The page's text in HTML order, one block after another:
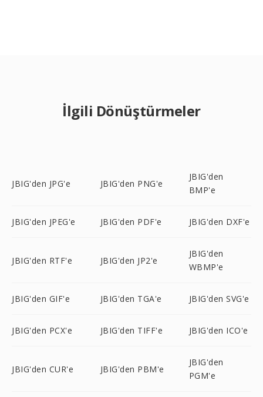
İlgili Dönüştürmeler
JBIG'den JPG'e JBIG'den PNG'e
JBIG'den
BMP'e
JBIG'den JPEG'e JBIG'den PDF'e JBIG'den DXF'e
JBIG'den RTF'e JBIG'den JP2'e
JBIG'den
WBMP'e
JBIG'den GIF'e JBIG'den TGA'e JBIG'den SVG'e
JBIG'den PCX'e JBIG'den TIFF'e JBIG'den ICO'e
JBIG'den CUR'e JBIG'den PBM'e
JBIG'den
PGM'e